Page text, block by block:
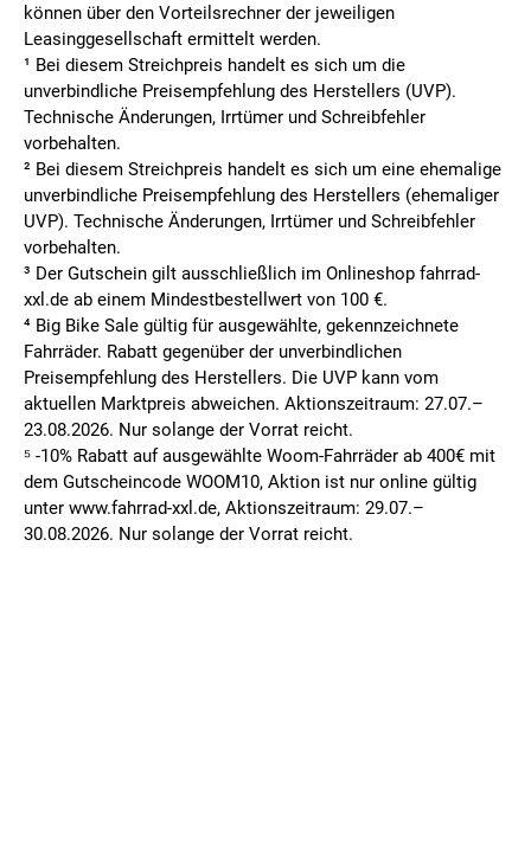
können über den Vorteilsrechner der jeweiligen
Leasinggesellschaft ermittelt werden.
¹ Bei diesem Streichpreis handelt es sich um die
unverbindliche Preisempfehlung des Herstellers (UVP).
Technische Änderungen, Irrtümer und Schreibfehler
vorbehalten.
² Bei diesem Streichpreis handelt es sich um eine ehemalige
unverbindliche Preisempfehlung des Herstellers (ehemaliger
UVP). Technische Änderungen, Irrtümer und Schreibfehler
vorbehalten.
³ Der Gutschein gilt ausschließlich im Onlineshop fahrrad-
xxl.de ab einem Mindestbestellwert von 100 €.
⁴ Big Bike Sale gültig für ausgewählte, gekennzeichnete
Fahrräder. Rabatt gegenüber der unverbindlichen
Preisempfehlung des Herstellers. Die UVP kann vom
aktuellen Marktpreis abweichen. Aktionszeitraum: 27.07.–
23.08.2026. Nur solange der Vorrat reicht.
⁵ -10% Rabatt auf ausgewählte Woom-Fahrräder ab 400€ mit
dem Gutscheincode WOOM10, Aktion ist nur online gültig
unter www.fahrrad-xxl.de, Aktionszeitraum: 29.07.–
30.08.2026. Nur solange der Vorrat reicht.